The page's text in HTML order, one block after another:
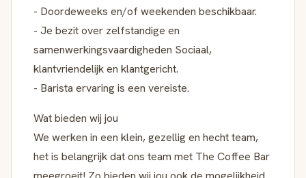
- Doordeweeks en/of weekenden beschikbaar.
- Je bezit over zelfstandige en
samenwerkingsvaardigheden Sociaal,
klantvriendelijk en klantgericht.
- Barista ervaring is een vereiste.
Wat bieden wij jou
We werken in een klein, gezellig en hecht team,
het is belangrijk dat ons team met The Coffee Bar